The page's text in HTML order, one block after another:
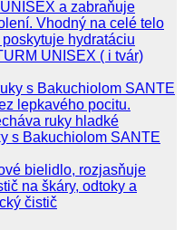
UNISEX ( i tvár)
s Bakuchiolom SANTE